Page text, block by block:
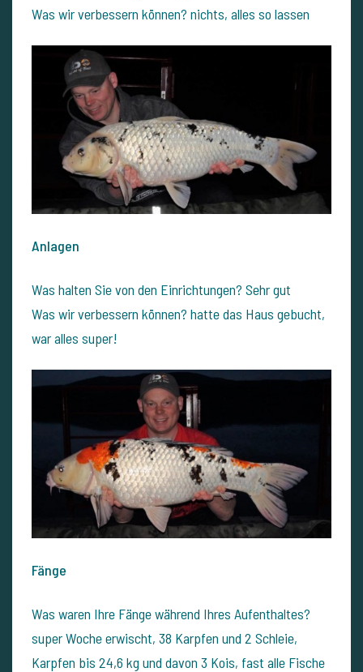
Was wir verbessern können? nichts, alles so lassen
Anlagen
Was halten Sie von den Einrichtungen? Sehr gut
Was wir verbessern können? hatte das Haus gebucht,
war alles super!
Fänge
Was waren Ihre Fänge während Ihres Aufenthaltes?
super Woche erwischt, 38 Karpfen und 2 Schleie,
Karpfen bis 24,6 kg und davon 3 Kois, fast alle Fische